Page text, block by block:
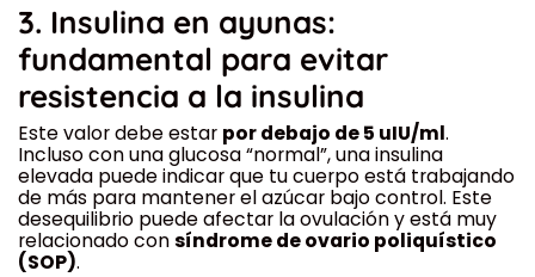
3. Insulina en ayunas:
fundamental para evitar
resistencia a la insulina
Este valor debe estar por debajo de 5 uIU/ml.
Incluso con una glucosa “normal”, una insulina
elevada puede indicar que tu cuerpo está trabajando
de más para mantener el azúcar bajo control. Este
desequilibrio puede afectar la ovulación y está muy
relacionado consíndrome de ovario poliquístico
(SOP).